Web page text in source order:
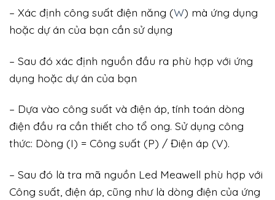
– Xác định công suất điện năng (W) mà ứng dụng
hoặc dự án của bạn cần sử dụng
– Sau đó xác định nguồn đầu ra phù hợp với ứng
dụng hoặc dự án của bạn
– Dựa vào công suất và điện áp, tính toán dòng
điện đầu ra cần thiết cho tổ ong. Sử dụng công
thức: Dòng (I) = Công suất (P) / Điện áp (V).
– Sau đó là tra mã nguồn Led Meawell phù hợp với
Công suất, điện áp, cũng như là dòng điện của ứng